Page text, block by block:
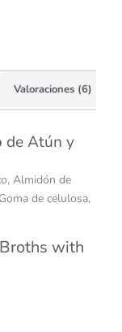
Valoraciones (6)
de Atún y
Almidón de
de celulosa,
with